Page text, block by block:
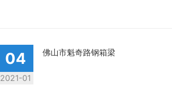
04
2021-01
佛山市魁奇路钢箱梁